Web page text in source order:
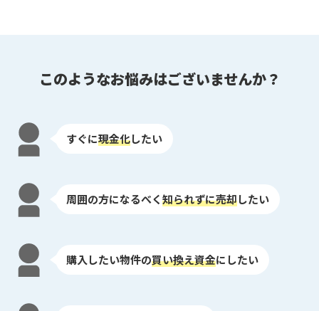
このようなお悩みはございませんか？
すぐに現金化したい
周囲の方になるべく知られずに売却したい
購入したい物件の買い換え資金にしたい